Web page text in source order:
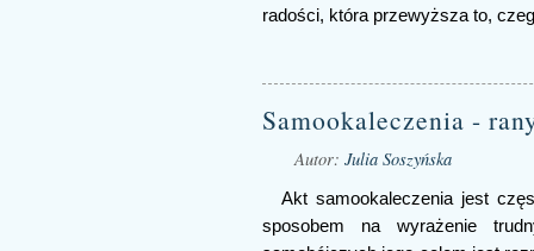
radości, która przewyższa to,
Samookaleczenia -
Autor: Julia Soszyńska
Akt samookaleczenia jest
sposobem na wyrażenie